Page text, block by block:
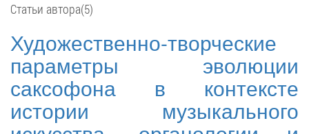
Статьи автора(5)
Художественно-творческие
параметры эволюции
саксофона в контексте
истории музыкального